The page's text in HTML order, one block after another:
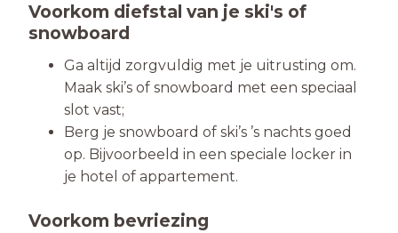
Voorkom diefstal van je ski's of
snowboard
Ga altijd zorgvuldig met je uitrusting om.
Maak ski’s of snowboard met een speciaal
slot vast;
Berg je snowboard of ski’s ’s nachts goed
op. Bijvoorbeeld in een speciale locker in
je hotel of appartement.
Voorkom bevriezing